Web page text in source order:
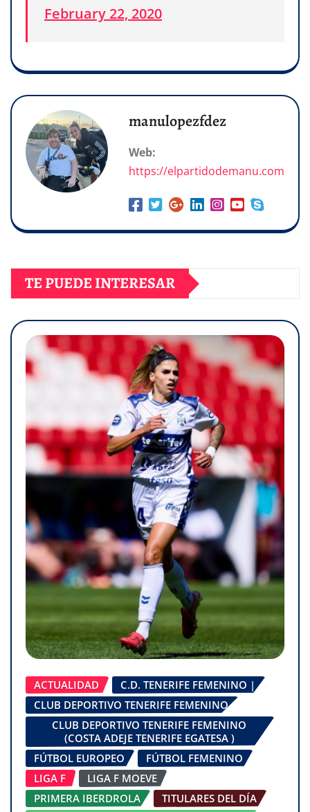
February 22, 2020
manulopezfdez
Web:
https://elpartidodemanu.com
TE PUEDE INTERESAR
ACTUALIDAD
C.D. TENERIFE FEMENINO |
CLUB DEPORTIVO TENERIFE FEMENINO
CLUB DEPORTIVO TENERIFE FEMENINO
(COSTA ADEJE TENERIFE EGATESA )
FÚTBOL EUROPEO
FÚTBOL FEMENINO
LIGA F
LIGA F MOEVE
PRIMERA IBERDROLA
TITULARES DEL DÍA